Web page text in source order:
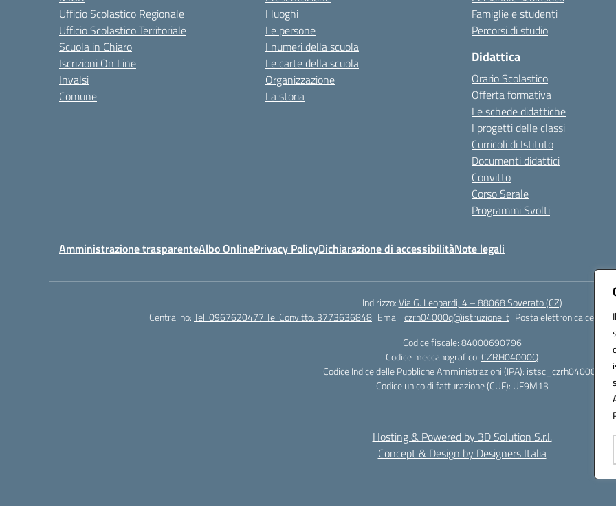
Ufficio Scolastico Regionale
Ufficio Scolastico Territoriale
Scuola in Chiaro
Iscrizioni On Line
Invalsi
Comune
I luoghi
Le persone
I numeri della scuola
Le carte della scuola
Organizzazione
La storia
Famiglie e studenti
Percorsi di studio
Didattica
Orario Scolastico
Offerta formativa
Le schede didattiche
I progetti delle classi
Curricoli di Istituto
Documenti didattici
Convitto
Corso Serale
Programmi Svolti
Amministrazione trasparenteAlbo OnlinePrivacy PolicyDichiarazione di accessibilitàNote legali
Indirizzo:Via G. Leopardi, 4 – 88068 Soverato (CZ)
Centralino:Tel: 0967620477 Tel Convitto: 3773636848 Email:czrh04000q@istruzione.it Posta elettronica
Codice fiscale: 84000690796
Codice meccanografico: CZRH04000Q
Codice Indice delle Pubbliche Amministrazioni (IPA): istsc_czrh04000q
Codice unico di fatturazione (CUF): UF9M13
Hosting & Powered by 3D Solution S.r.l.
Concept & Design by Designers Italia